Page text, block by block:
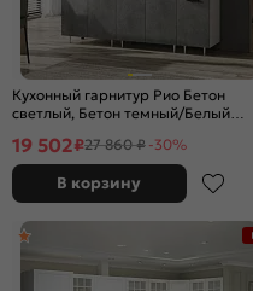
Кухонный гарнитур Рио Бетон
светлый, Бетон темный/Белый
19 502₽27 860 ₽ -30%
В корзину